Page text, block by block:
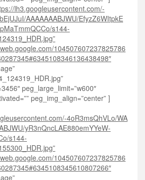
lh3.googleusercontent.com/-
AAAAAAABJWU/EfyzZ6WItpkE
s144-
104507607237825786
peg_large_limit=”w600″
peg_img_align=”center” ]
4oR3msQhVLo/WA
yR3nQncLAE880emYYeW-
s144-
104507607237825786